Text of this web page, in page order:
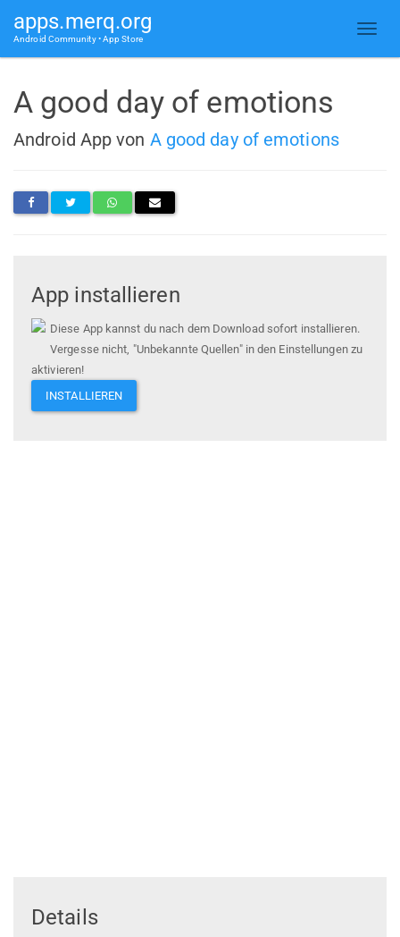
apps.merq.org
Android Community • App Store
A good day of emotions
Android App von A good day of emotions
App installieren
Diese App kannst du nach dem Download sofort installieren.
Vergesse nicht, "Unbekannte Quellen" in den Einstellungen zu
aktivieren!
INSTALLIEREN
Details